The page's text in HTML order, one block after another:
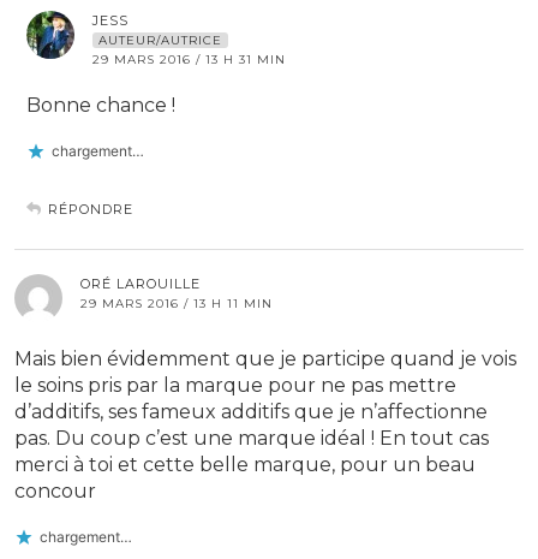
JESS
AUTEUR/AUTRICE
29 MARS 2016 / 13 H 31 MIN
Bonne chance !
chargement…
RÉPONDRE
ORÉ LAROUILLE
29 MARS 2016 / 13 H 11 MIN
Mais bien évidemment que je participe quand je vois
le soins pris par la marque pour ne pas mettre
d’additifs, ses fameux additifs que je n’affectionne
pas. Du coup c’est une marque idéal ! En tout cas
merci à toi et cette belle marque, pour un beau
concour
chargement…